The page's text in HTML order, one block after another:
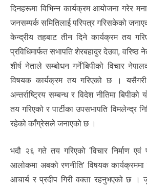
दिनहरूमा विभिन्न कार्यक्रम आयोजना गरेर
जनसम्पर्क समितिलाई परिपत्र गरिसकेको
केन्द्रीय तहबाट तीन दिने कार्यक्रम तय
प्रविधिमार्फत सभापति शेरबहादुर देउवा, वरिष्ठ
शीर्ष नेताले सम्बोधन गर्ने‘बिपीको विचार
विषयक कार्यक्रम तय गरिएको छ ।
अन्तर्राष्ट्रिय सम्बन्ध र विदेश नीतिमा बिपीको
तय गरिएको र पार्टीका उपसभापति विमलेन्द्र
रहेको काँग्रेसले जनाएको छ ।
भदौ २६ गते तय गरिएको ‘विचार निर्माण एवं
आलोकमा अबको रणनीति’ विषयक कार्यक्रममा
आचार्य र प्रदीप गिरी वक्ता रहनुभएको छ ।